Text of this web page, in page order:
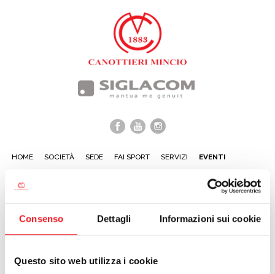
Consenso Dettagli Informazioni sui cookie
Questo sito web utilizza i cookie
HOME SOCIETÀ SEDE FAI SPORT SERVIZI EVENTI
PROSSIMI EVENTI:
non ci sono eventi al momento